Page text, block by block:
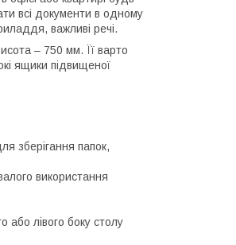
всі документи в одному
важливі речі.
– 750 мм. Її варто
ящики підвищеної
зберігання папок,
використання
або лівого боку столу